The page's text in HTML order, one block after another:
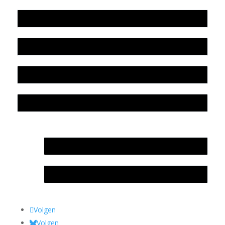
Volgen
Volgen